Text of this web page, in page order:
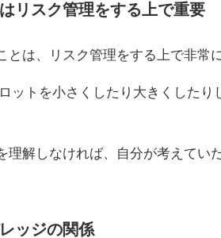
リスク管理をする上で重要
とは、リスク管理をする上で非常
ットを小さくしたり大きくした
理解しなければ、自分が考えてい
ッジの関係